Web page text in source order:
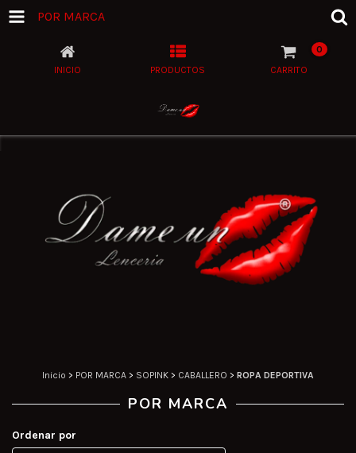
POR MARCA
INICIO PRODUCTOS CARRITO
0
Inicio > POR MARCA > SOPINK > CABALLERO > ROPA DEPORTIVA
POR MARCA
Ordenar por